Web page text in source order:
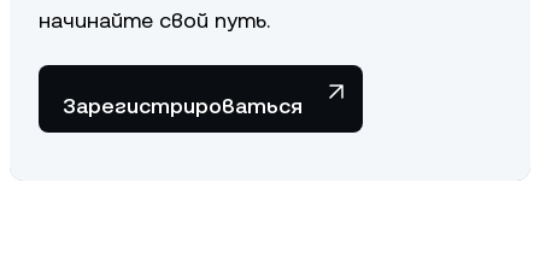
начинайте свой путь.
Зарегистрироваться